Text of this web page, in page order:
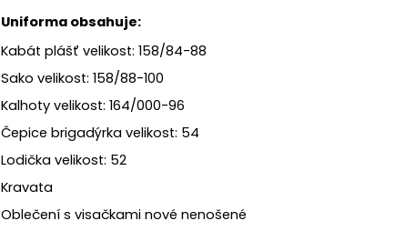
Uniforma obsahuje:
Kabát plášť velikost: 158/84-88
Sako velikost: 158/88-100
Kalhoty velikost: 164/000-96
Čepice brigadýrka velikost: 54
Lodička velikost: 52
Kravata
Oblečení s visačkami nové nenošené